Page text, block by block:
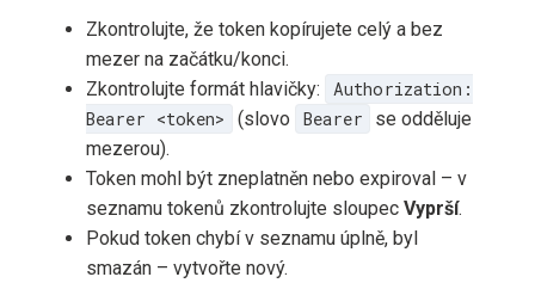
Zkontrolujte, že token kopírujete celý a bez
mezer na začátku/konci.
Zkontrolujte formát hlavičky:
Authorization:
Bearer <token>
(slovo Bearer
se odděluje
mezerou).
Token mohl být zneplatněn nebo expiroval – v
seznamu tokenů zkontrolujte sloupec Vyprší.
Pokud token chybí v seznamu úplně, byl
smazán – vytvořte nový.